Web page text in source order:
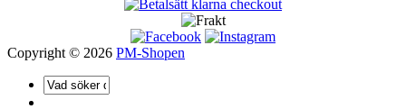
Copyright © 2026 PM-Shopen